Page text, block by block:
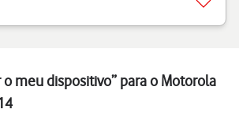
meu dispositivo” para o Motorola